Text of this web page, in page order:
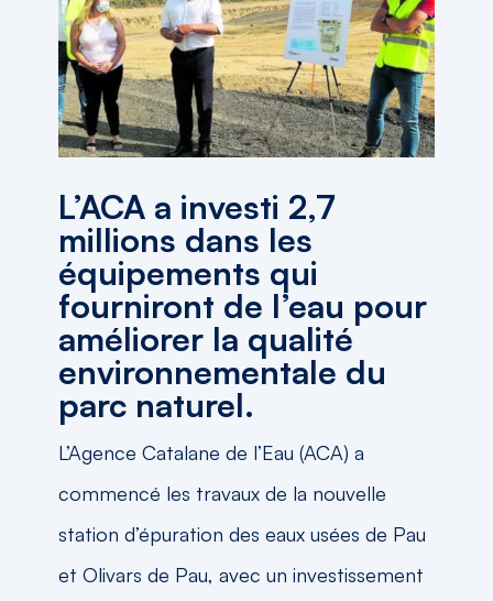
L’ACA a investi 2,7
millions dans les
équipements qui
fourniront de l’eau pour
améliorer la qualité
environnementale du
parc naturel.
L’Agence Catalane de l’Eau (ACA) a
commencé les travaux de la nouvelle
station d’épuration des eaux usées de Pau
et Olivars de Pau, avec un investissement